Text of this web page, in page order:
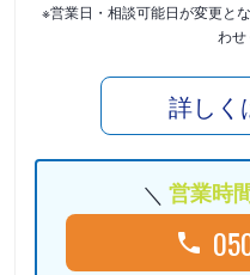
※営業日・相談可能日が変更と
わせ
詳しく
営業時